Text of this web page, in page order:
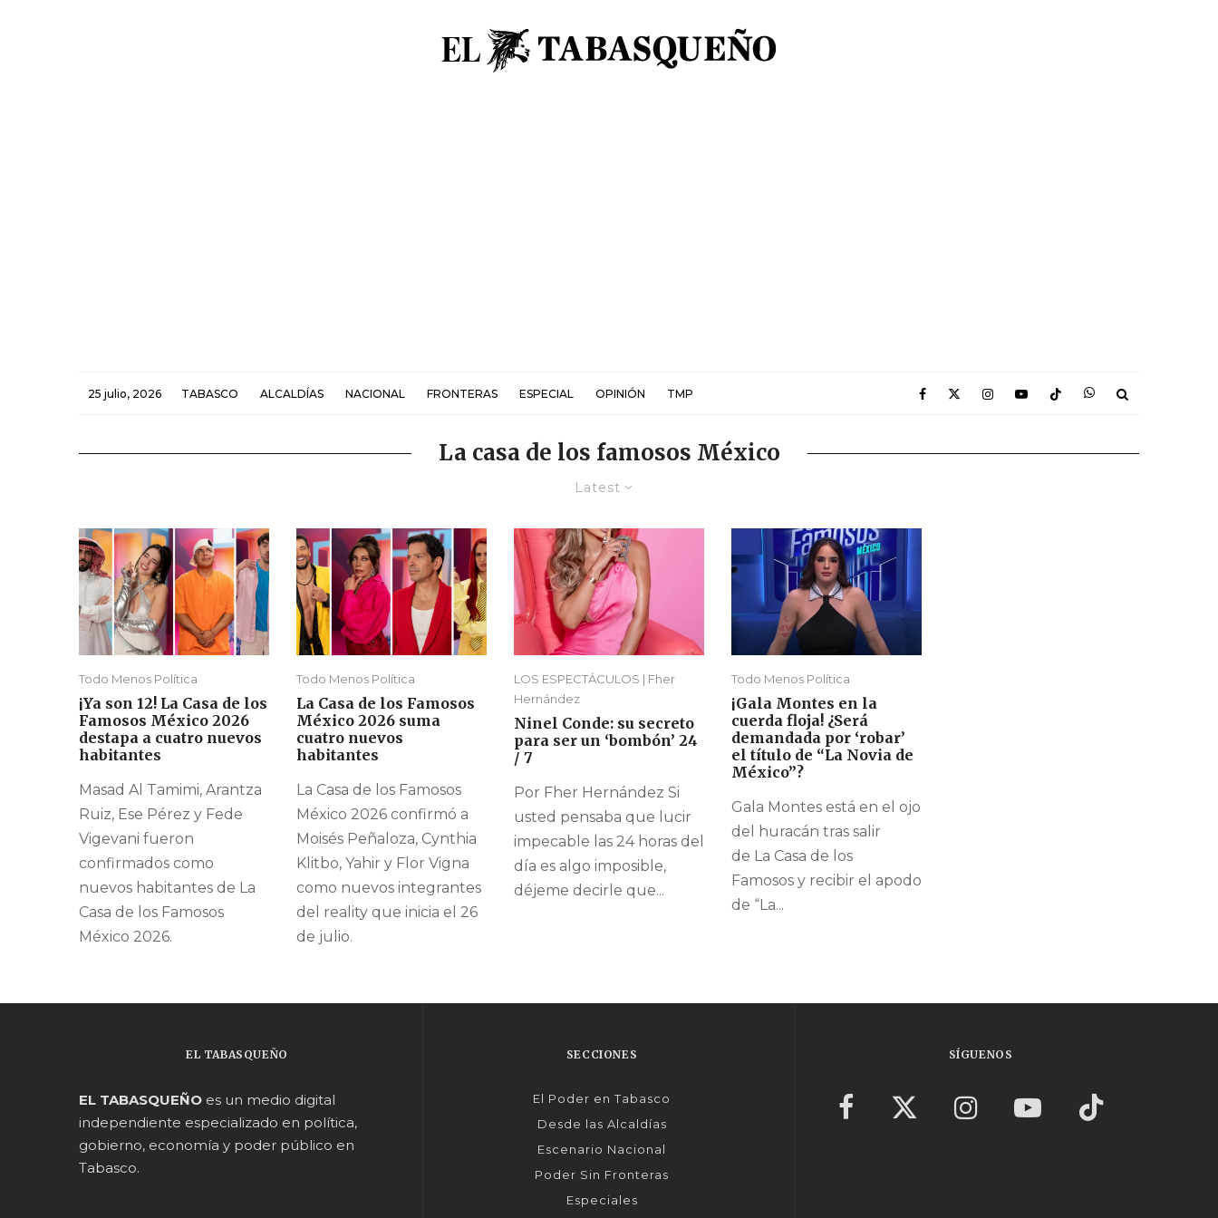
25 julio, 2026 TABASCO ALCALDÍAS NACIONAL FRONTERAS ESPECIAL OPINIÓN TMP
La casa de los famosos México
Latest
Todo Menos Política
¡Ya son 12! La Casa de los
Famosos México 2026
destapa a cuatro nuevos
habitantes
Masad Al Tamimi, Arantza
Ruiz, Ese Pérez y Fede
Vigevani fueron
confirmados como
nuevos habitantes de La
Casa de los Famosos
México 2026.
Todo Menos Política
La Casa de los Famosos
México 2026 suma
cuatro nuevos
habitantes
La Casa de los Famosos
México 2026 confirmó a
Moisés Peñaloza, Cynthia
Klitbo, Yahir y Flor Vigna
como nuevos integrantes
del reality que inicia el 26
de julio.
LOS ESPECTÁCULOS | Fher
Hernández
Ninel Conde: su secreto
para ser un ‘bombón’ 24
/ 7
Por Fher Hernández Si
usted pensaba que lucir
impecable las 24 horas del
día es algo imposible,
déjeme decirle que...
Todo Menos Política
¡Gala Montes en la
cuerda floja! ¿Será
demandada por ‘robar’
el título de “La Novia de
México”?
Gala Montes está en el ojo
del huracán tras salir
de La Casa de los
Famosos y recibir el apodo
de “La...
EL TABASQUEÑO
EL TABASQUEÑO es un medio digital
independiente especializado en política,
gobierno, economía y poder público en
Tabasco.
SECCIONES
El Poder en Tabasco
Desde las Alcaldías
Escenario Nacional
Poder Sin Fronteras
Especiales
SÍGUENOS